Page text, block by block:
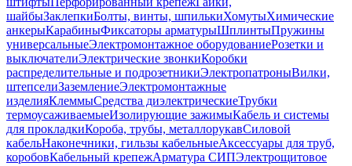
шайбыЗаклепкиБолты, винты, шпилькиХомутыХимические
анкерыКарабиныФиксаторы арматурыШплинтыПружины
универсальныеЭлектромонтажное оборудованиеРозетки и
выключателиЭлектрические звонкиКоробки
распределительные и подрозетникиЭлектропатроныВилки,
штепселиЗаземлениеЭлектромонтажные
изделияКлеммыСредства диэлектрическиеТрубки
термоусаживаемыеИзолирующие зажимыКабель и системы
для прокладкиКороба, трубы, металлорукавСиловой
кабельНаконечники, гильзы кабельныеАксессуары для труб,
коробовКабельный крепежАрматура СИПЭлектрощитовое